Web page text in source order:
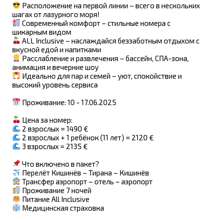
Расположение на первой линии – всего в нескольких
шагах от лазурного моря!
Современный комфорт – стильные номера с
шикарным видом
ALL Inclusive – наслаждайся беззаботным отдыхом с
вкусной едой и напитками
Расслабление и развлечения – бассейн, СПА-зона,
анимация и вечерние шоу
Идеально для пар и семей – уют, спокойствие и
высокий уровень сервиса
Проживание: 10 - 17.06.2025
Цена за номер:
2 взрослых = 1490 €
2 взрослых + 1 ребёнок (11 лет) = 2120 €
3 взрослых = 2135 €
Что включено в пакет?
Перелёт Кишинёв – Тирана – Кишинёв
Трансфер аэропорт – отель – аэропорт
Проживание 7 ночей
Питание All Inclusive
Медицинская страховка